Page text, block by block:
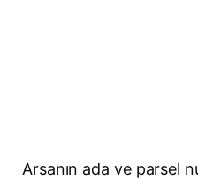
Arsanın ada ve parsel